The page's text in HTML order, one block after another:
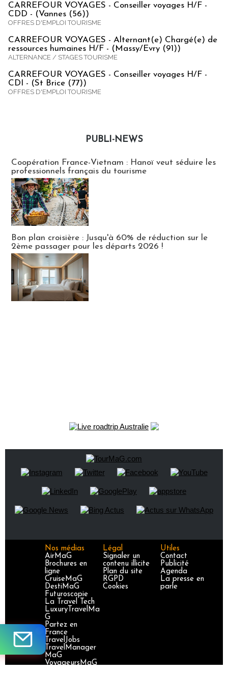
CARREFOUR VOYAGES - Conseiller voyages H/F -
CDD - (Vannes (56))
OFFRES D'EMPLOI TOURISME
CARREFOUR VOYAGES - Alternant(e) Chargé(e) de
ressources humaines H/F - (Massy/Evry (91))
ALTERNANCE / STAGES TOURISME
CARREFOUR VOYAGES - Conseiller voyages H/F -
CDI - (St Brice (77))
OFFRES D'EMPLOI TOURISME
PUBLI-NEWS
Coopération France-Vietnam : Hanoï veut séduire les
professionnels français du tourisme
Bon plan croisière : Jusqu'à 60% de réduction sur le
2ème passager pour les départs 2026 !
Nos médias
AirMaG
Brochures en
ligne
CruiseMaG
DestiMaG
Futuroscopie
La Travel Tech
LuxuryTravelMa
G
Partez en
France
TravelJobs
TravelManager
MaG
VoyageursMaG
Légal
Signaler un
contenu illicite
Plan du site
RGPD
Cookies
Utiles
Contact
Publicité
Agenda
La presse en
parle